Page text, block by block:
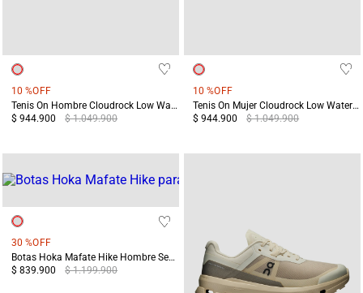
10 %OFF
Tenis On Hombre Cloudrock Low Waterproof Terreo/Gris
$ 944.900
$ 1.049.900
10 %OFF
Tenis On Mujer Cloudrock Low Waterproof Negro
$ 944.900
$ 1.049.900
30 %OFF
Botas Hoka Mafate Hike Hombre Senderismo Negras
$ 839.900
$ 1.199.900